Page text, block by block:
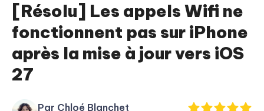
ReiBoot
for iOS
PDF
New
[Résolu] Les appels Wifi ne
fonctionnent pas sur iPhone
après la mise à jour vers iOS
27
Par Chloé Blanchet